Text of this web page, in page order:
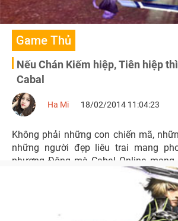
Game Thủ
Nếu Chán Kiếm hiệp, Tiên hiệp
Cabal
Ha Mi 18/02/2014 11:04:23
Không phải những con chiến mã,
những người đẹp liêu trai mang
phương Đông mà Cabal Online
đại với khẩu hiệu bật tử - The